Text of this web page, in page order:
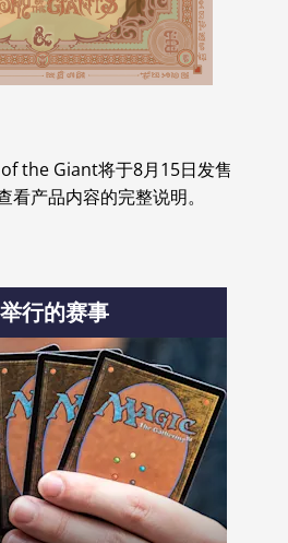
the Giant将于8月15日发售
看产品内容的完整说明。
行的赛事